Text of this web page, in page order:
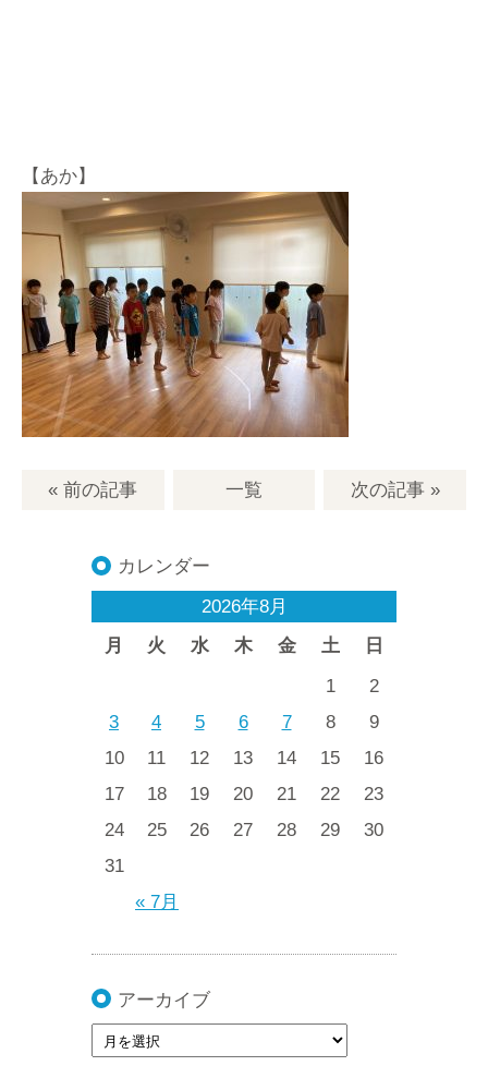
【あか】
« 前の記事 一覧 次の記事»
カレンダー
2026年8月
月
火 水 木 金 土 日
« 7月
1
2
3
4 5 6 7 8
9
10
11 12 13 14 15
16
17
18 19 20 21 22
23
24
25 26 27 28 29
30
31
アーカイブ